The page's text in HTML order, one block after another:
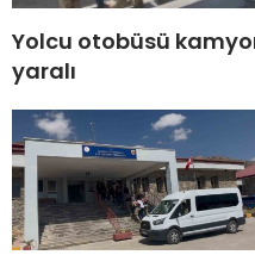
Yolcu otobüsü
yaralı